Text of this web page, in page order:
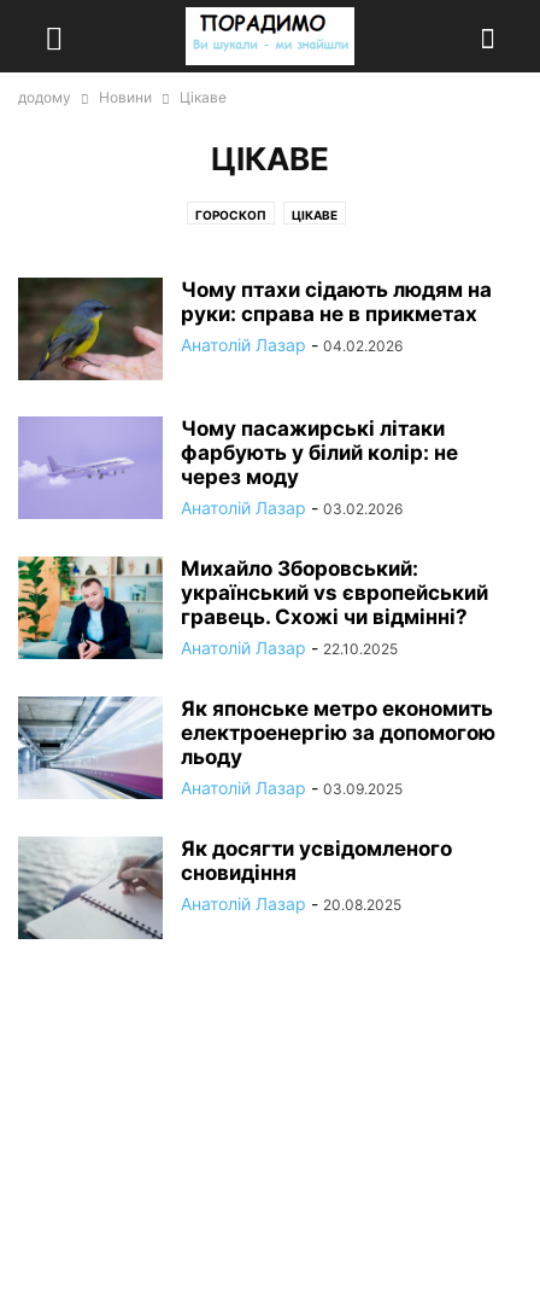
додому Новини Цікаве
ЦІКАВЕ
ГОРОСКОП ЦІКАВЕ
Чому птахи сідають людям на
руки: справа не в прикметах
Анатолій Лазар - 04.02.2026
Чому пасажирські літаки
фарбують у білий колір: не
через моду
Анатолій Лазар - 03.02.2026
Михайло Зборовський:
український vs європейський
гравець. Схожі чи відмінні?
Анатолій Лазар - 22.10.2025
Як японське метро економить
електроенергію за допомогою
льоду
Анатолій Лазар - 03.09.2025
Як досягти усвідомленого
сновидіння
Анатолій Лазар - 20.08.2025